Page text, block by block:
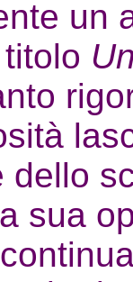
un
dello
sua